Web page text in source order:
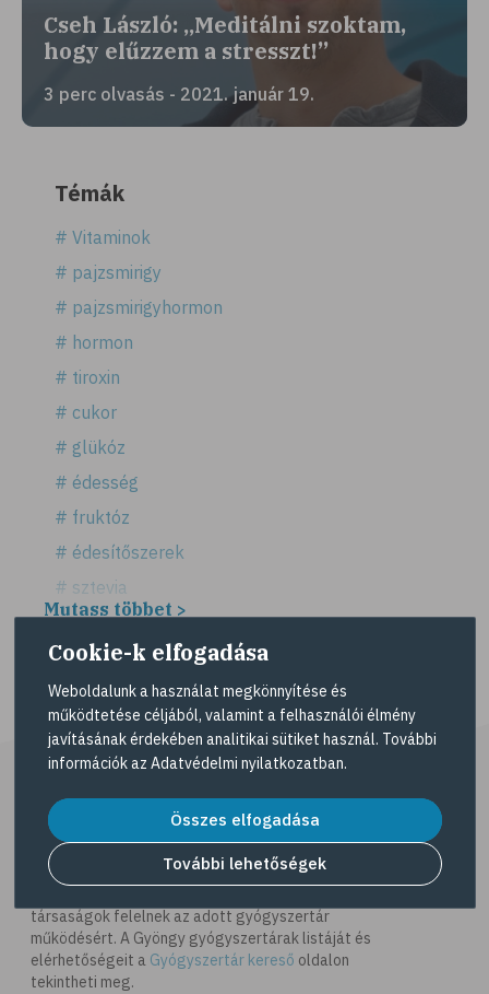
Cseh László: „Meditálni szoktam,
hogy elűzzem a stresszt!”
3 perc olvasás - 2021. január 19.
Témák
# Vitaminok
# pajzsmirigy
# pajzsmirigyhormon
# hormon
# tiroxin
# cukor
# glükóz
# édesség
# fruktóz
# édesítőszerek
# sztevia
# fogadalom
# egészséges életmód
# diéta
# fogyókúra
# életmódváltás
# célkitűzés
# étkezési napló
# egészséges táplálkozás
# omega-3
# D-vitamin
Mutass többet >
A Gyöngy gyógyszertárat közforgalmú
társaságok felelnek az adott gyógyszertár
működésért. A Gyöngy gyógyszertárak listáját és
elérhetőségeit a Gyógyszertár kereső oldalon
tekintheti meg.
Cookie-k elfogadása
Weboldalunk a használat megkönnyítése és
működtetése céljából, valamint a felhasználói élmény
javításának érdekében analitikai sütiket használ. További
információk az Adatvédelmi nyilatkozatban.
Összes elfogadása
További lehetőségek